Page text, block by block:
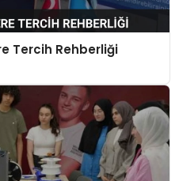
Tercih Rehberliği